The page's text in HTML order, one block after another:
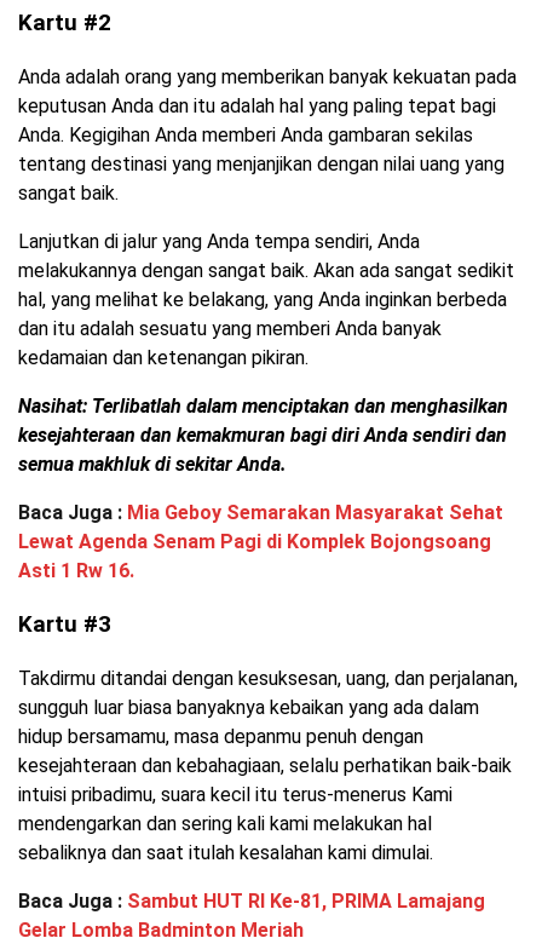
Kartu #2
Anda adalah orang yang memberikan banyak kekuatan pada
keputusan Anda dan itu adalah hal yang paling tepat bagi
Anda. Kegigihan Anda memberi Anda gambaran sekilas
tentang destinasi yang menjanjikan dengan nilai uang yang
sangat baik.
Lanjutkan di jalur yang Anda tempa sendiri, Anda
melakukannya dengan sangat baik. Akan ada sangat sedikit
hal, yang melihat ke belakang, yang Anda inginkan berbeda
dan itu adalah sesuatu yang memberi Anda banyak
kedamaian dan ketenangan pikiran.
Nasihat: Terlibatlah dalam menciptakan dan menghasilkan
kesejahteraan dan kemakmuran bagi diri Anda sendiri dan
semua makhluk di sekitar Anda.
Baca Juga : Mia Geboy Semarakan Masyarakat Sehat
Lewat Agenda Senam Pagi di Komplek Bojongsoang
Asti 1 Rw 16.
Kartu #3
Takdirmu ditandai dengan kesuksesan, uang, dan perjalanan,
sungguh luar biasa banyaknya kebaikan yang ada dalam
hidup bersamamu, masa depanmu penuh dengan
kesejahteraan dan kebahagiaan, selalu perhatikan baik-baik
intuisi pribadimu, suara kecil itu terus-menerus Kami
mendengarkan dan sering kali kami melakukan hal
sebaliknya dan saat itulah kesalahan kami dimulai.
Baca Juga : Sambut HUT RI Ke-81, PRIMA Lamajang
Gelar Lomba Badminton Meriah